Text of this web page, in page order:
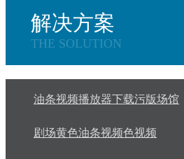
解决方案
THE SOLUTION
油条视频播放器下载污版场馆
剧场黄色油条视频色视频